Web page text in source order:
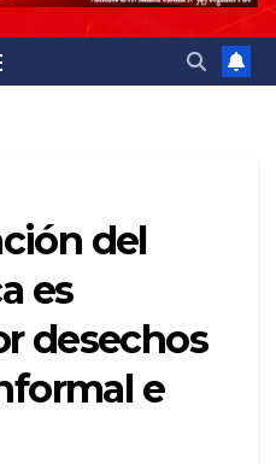
del
es
desechos
e